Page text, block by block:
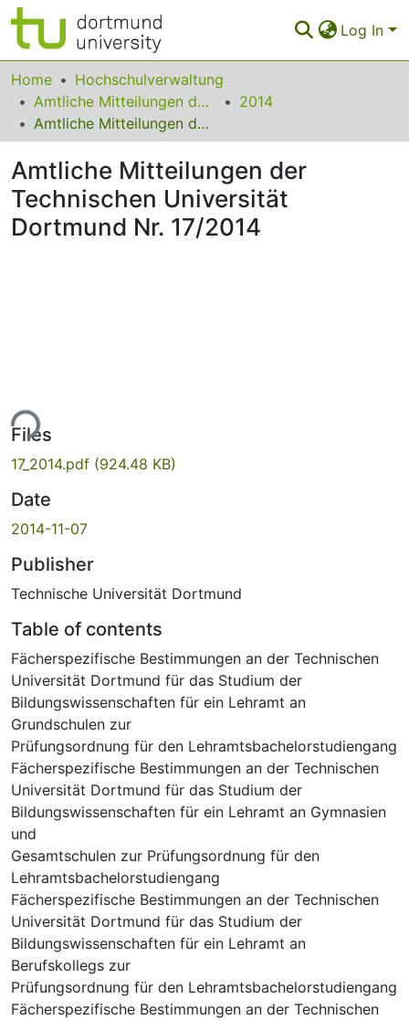
Log In
Communities & Collections
All of Eldorado
FAQ
Policy
Home
Hochschulverwaltung
Amtliche Mitteilungen der Technischen Universität Dortmund
2014
Amtliche Mitteilungen der Technischen Universität Dortmund Nr. 17/2014
Amtliche Mitteilungen der
Technischen Universität
Dortmund Nr. 17/2014
Loading...
Files
17_2014.pdf (924.48 KB)
Date
2014-11-07
Publisher
Technische Universität Dortmund
Table of contents
Fächerspezifische Bestimmungen an der Technischen
Universität Dortmund für das Studium der
Bildungswissenschaften für ein Lehramt an
Grundschulen zur
Prüfungsordnung für den Lehramtsbachelorstudiengang
Fächerspezifische Bestimmungen an der Technischen
Universität Dortmund für das Studium der
Bildungswissenschaften für ein Lehramt an Gymnasien
und
Gesamtschulen zur Prüfungsordnung für den
Lehramtsbachelorstudiengang
Fächerspezifische Bestimmungen an der Technischen
Universität Dortmund für das Studium der
Bildungswissenschaften für ein Lehramt an
Berufskollegs zur
Prüfungsordnung für den Lehramtsbachelorstudiengang
Fächerspezifische Bestimmungen an der Technischen